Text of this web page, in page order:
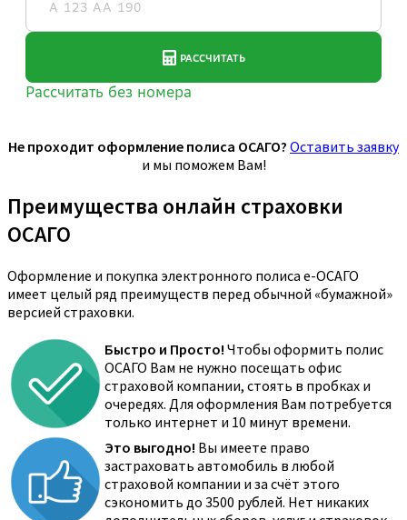
Не проходит оформление полиса ОСАГО? Оставить заявку
и мы поможем Вам!
Преимущества онлайн страховки
ОСАГО
Оформление и покупка электронного полиса е-ОСАГО
имеет целый ряд преимуществ перед обычной «бумажной»
версией страховки.
Быстро и Просто! Чтобы оформить полис
ОСАГО Вам не нужно посещать офис
страховой компании, стоять в пробках и
очередях. Для оформления Вам потребуется
только интернет и 10 минут времени.
Это выгодно! Вы имеете право
застраховать автомобиль в любой
страховой компании и за счёт этого
сэкономить до 3500 рублей. Нет никаких